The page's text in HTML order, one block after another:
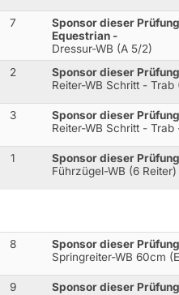
7
Sponsor dieser
Equestrian -
Dressur-WB (A 5/2)
2
Sponsor dieser
Reiter-WB Schritt - Trab
3
Sponsor dieser
Reiter-WB Schritt - Trab
1
Sponsor dieser
Führzügel-WB (6 Reiter)
8
Sponsor dieser
Springreiter-WB 60cm
9
Sponsor dieser